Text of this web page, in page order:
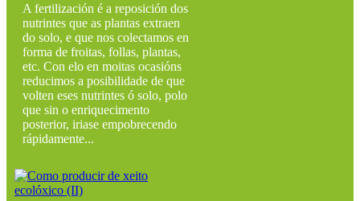
A fertilización é a reposición dos
nutrintes que as plantas extraen
do solo, e que nos colectamos en
forma de froitas, follas, plantas,
etc. Con elo en moitas ocasións
reducimos a posibilidade de que
volten eses nutrintes ó solo, polo
que sin o enriquecimento
posterior, iriase empobrecendo
rápidamente...